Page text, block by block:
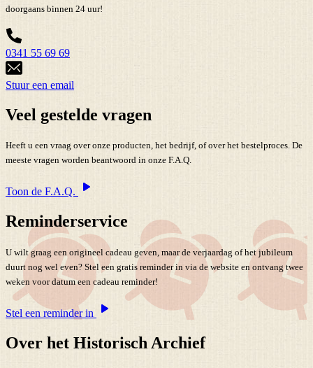
doorgaans binnen 24 uur!
0341 55 69 69
Stuur een email
Veel gestelde vragen
Heeft u een vraag over onze producten, het bedrijf, of over het bestelproces. De
meeste vragen worden beantwoord in onze F.A.Q.
Toon de F.A.Q.
Reminderservice
U wilt graag een origineel cadeau geven, maar de verjaardag of het jubileum
duurt nog wel even? Stel een gratis reminder in via de website en ontvang twee
weken voor datum een cadeau reminder!
Stel een reminder in
Over het Historisch Archief